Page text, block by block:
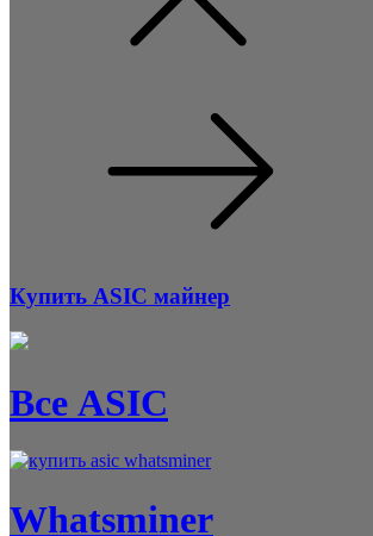
Купить ASIC майнер
Все ASIC
Whatsminer